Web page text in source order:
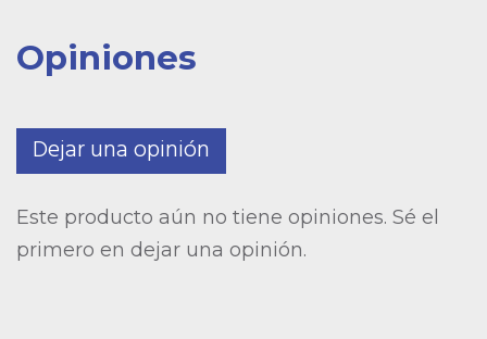
Opiniones
Dejar una opinión
Este producto aún no tiene opiniones. Sé el
primero en dejar una opinión.